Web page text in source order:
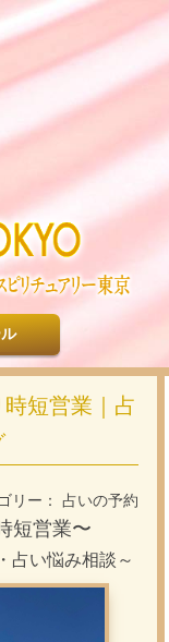
短営業｜占
リー： 占いの予約
短営業〜
占い悩み相談～